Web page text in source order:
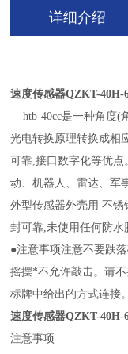
详细介绍
速度传感器QZKT-40H-
htb-40cc是一种角度(
光电转换原理转换成相
可靠,接口数字化等优
动、机器人、雷达、军
外型传感器外壳用 不
封可靠,未使用任何防水
●注意事项注意不要跌
摇摆*不允许敲击。请
标牌中给出的方式连接。
速度传感器QZKT-40H-
注意事项